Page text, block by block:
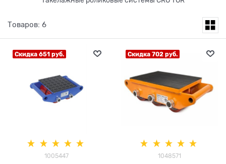
Товаров: 6
Скидка 651 руб.
1005447
Скидка 702 руб.
1048571